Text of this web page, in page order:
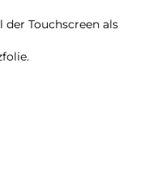
Touchscreen als